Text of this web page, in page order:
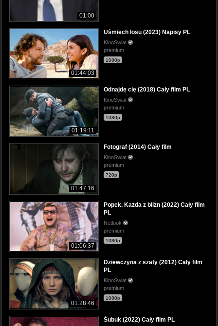
01:00
01:44:03
Uśmiech losu (2023) Napisy PL
KinoSwiat
premium
1080p
01:19:11
Odnajdę cię (2018) Cały film PL
KinoSwiat
premium
1080p
01:47:16
Fotograf (2014) Cały film
KinoSwiat
premium
720p
01:06:37
Popek. Każda z blizn (2022) Cały film
PL
Netlook
premium
1080p
01:28:46
Dziewczyna z szafy (2012) Cały film
PL
KinoSwiat
premium
1080p
Śubuk (2022) Cały film PL